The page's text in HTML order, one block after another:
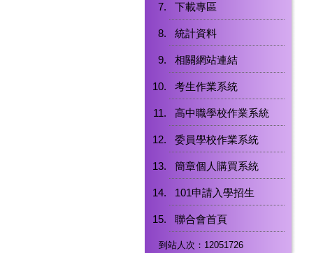
下載專區
統計資料
相關網站連結
考生作業系統
高中職學校作業系統
委員學校作業系統
簡章個人購買系統
101申請入學招生
聯合會首頁
到站人次：12051726